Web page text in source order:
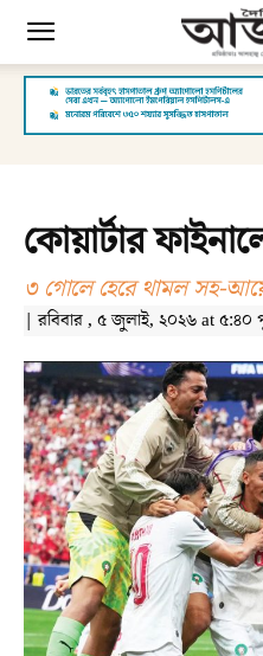
কোয়ার্টার
৩ গোলে হেরে থামল সহ-
| রবিবার , ৫ জুলাই, ২০২৬ at ৫:৪০